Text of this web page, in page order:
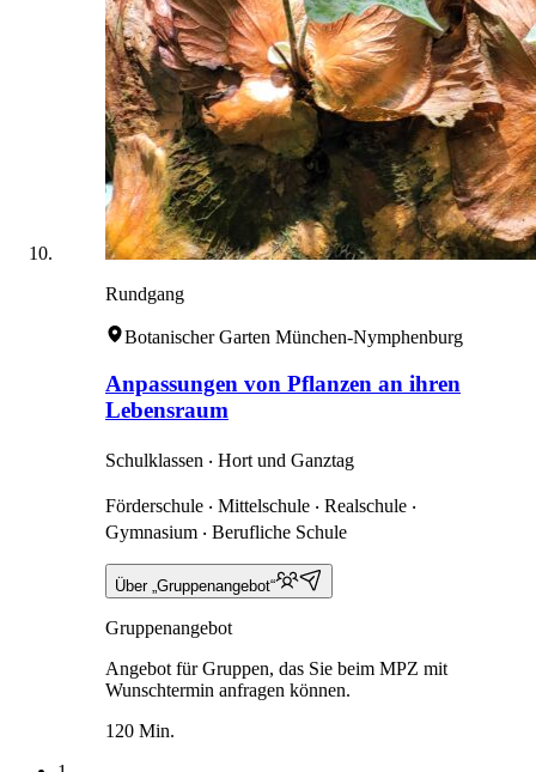
Rundgang
Botanischer Garten München-Nymphenburg
Anpassungen von Pflanzen an ihren
Lebensraum
Schulklassen ‧ Hort und Ganztag
Förderschule ‧ Mittelschule ‧ Realschule ‧
Gymnasium ‧ Berufliche Schule
Über „Gruppenangebot“
Gruppenangebot
Angebot für Gruppen, das Sie beim MPZ mit
Wunschtermin anfragen können.
120 Min.